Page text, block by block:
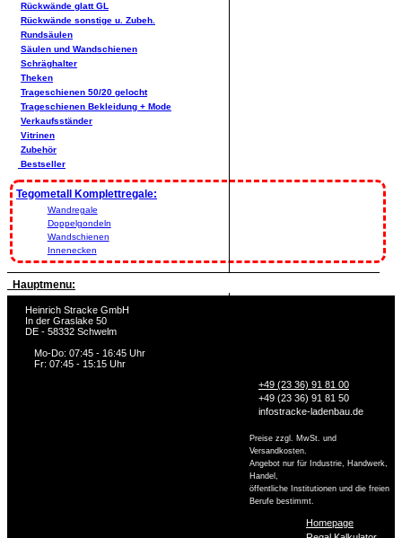
Rückwände glatt GL
Rückwände sonstige u. Zubeh.
Rundsäulen
Säulen und Wandschienen
Schräghalter
Theken
Trageschienen 50/20 gelocht
Trageschienen Bekleidung + Mode
Verkaufsständer
Vitrinen
Zubehör
Bestseller
Tegometall Komplettregale:
Wandregale
Doppelgondeln
Wandschienen
Innenecken
Hauptmenu:
Heinrich Stracke GmbH
In der Graslake 50
DE - 58332 Schwelm
Mo-Do: 07:45 - 16:45 Uhr
Fr: 07:45 - 15:15 Uhr
+49 (23 36) 91 81 00
+49 (23 36) 91 81 50
infostracke-ladenbau.de
Preise zzgl. MwSt. und
Versandkosten.
Angebot nur für Industrie, Handwerk,
Handel,
öffentliche Institutionen und die freien
Berufe bestimmt.
Homepage